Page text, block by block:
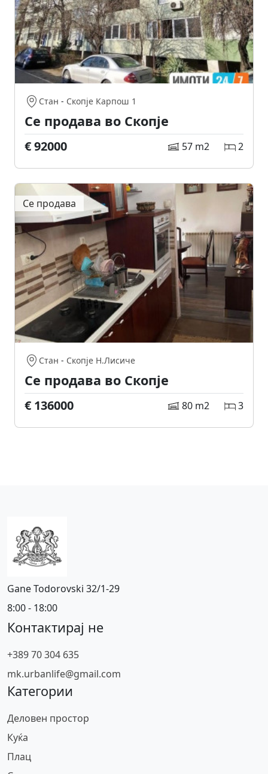
Стан - Скопје Карпош 1
Се продава во Скопје
€ 92000 57 m2 2
Се продава
Стан - Скопје Н.Лисиче
Се продава во Скопје
€ 136000 80 m2 3
Gane Todorovski 32/1-29
8:00 - 18:00
Контактирај не
+389 70 304 635
mk.urbanlife@gmail.com
Категории
Деловен простор
Куќа
Плац